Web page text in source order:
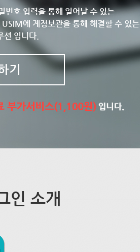
번호 입력을 통해 일어날 수 있는
에 계정보관을 통해 해결할 수 있는
션 입니다.
기
인 소개